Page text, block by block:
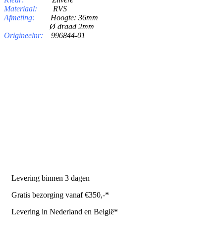
Materiaal:
RVS
Afmeting:
Hoogte: 36mm
Ø draad 2mm
Origineelnr:
996844-01
Levering binnen 3 dagen
Gratis bezorging vanaf €350,-*
Levering in Nederland en België*